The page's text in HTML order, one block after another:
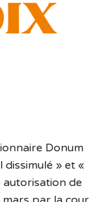
Donum
» et «
autorisation de